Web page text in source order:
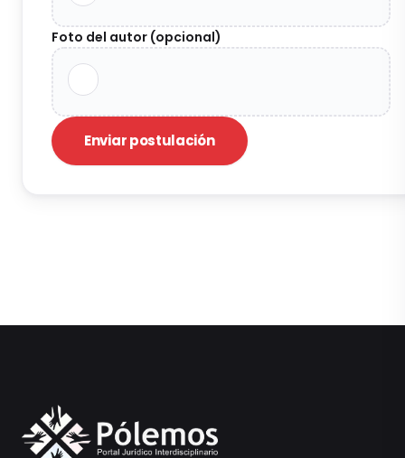
Foto del autor (opcional)
Enviar postulación